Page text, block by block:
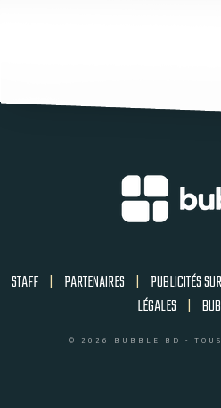
STAFF | PARTENAIRES | PUBLICITÉS
LÉGALES |
© 2026 BUBBLE BD - TOUS